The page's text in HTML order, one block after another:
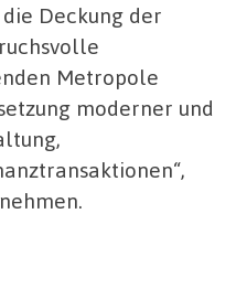
Deckung der
Metropole
moderner und